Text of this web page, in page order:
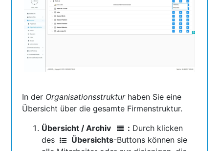
In der Organisationsstrukturhaben Sie eine
Übersicht über die gesamte Firmenstruktur.
Übersicht / Archiv
: Durch klicken
des
Übersichts-Buttons können sie